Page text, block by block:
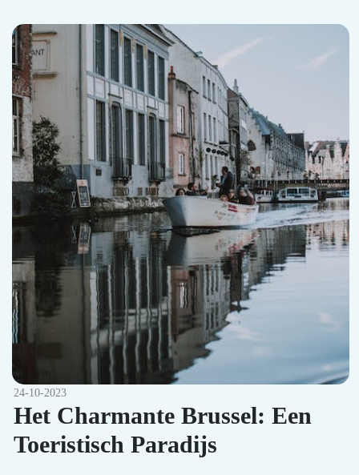
24-10-2023
Het Charmante Brussel: Een
Toeristisch Paradijs